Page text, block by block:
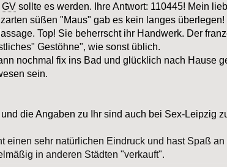
GV sollte es werden. Ihre Antwort: 110445! Mein
süßen "Maus" gab es kein langes überlegen!
Top! Sie beherrscht ihr Handwerk. Der
Gestöhne", wie sonst üblich.
nochmal fix ins Bad und glücklich nach Hause
sein.
die Angaben zu Ihr sind auch bei Sex-Leipzig
einen sehr natürlichen Eindruck und hast Spaß
in anderen Städten "verkauft".